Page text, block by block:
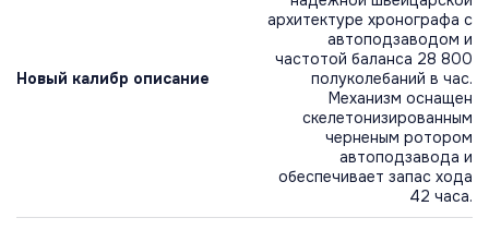
Новый калибр описание
архитектуре хронографа с
автоподзаводом и
частотой баланса 28 800
полуколебаний в час.
Механизм оснащен
скелетонизированным
черненым ротором
автоподзавода и
обеспечивает запас хода
42 часа.